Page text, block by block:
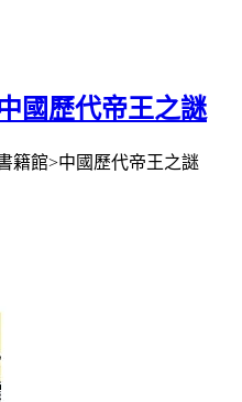
國歷代帝王之謎
籍館>中國歷代帝王之謎